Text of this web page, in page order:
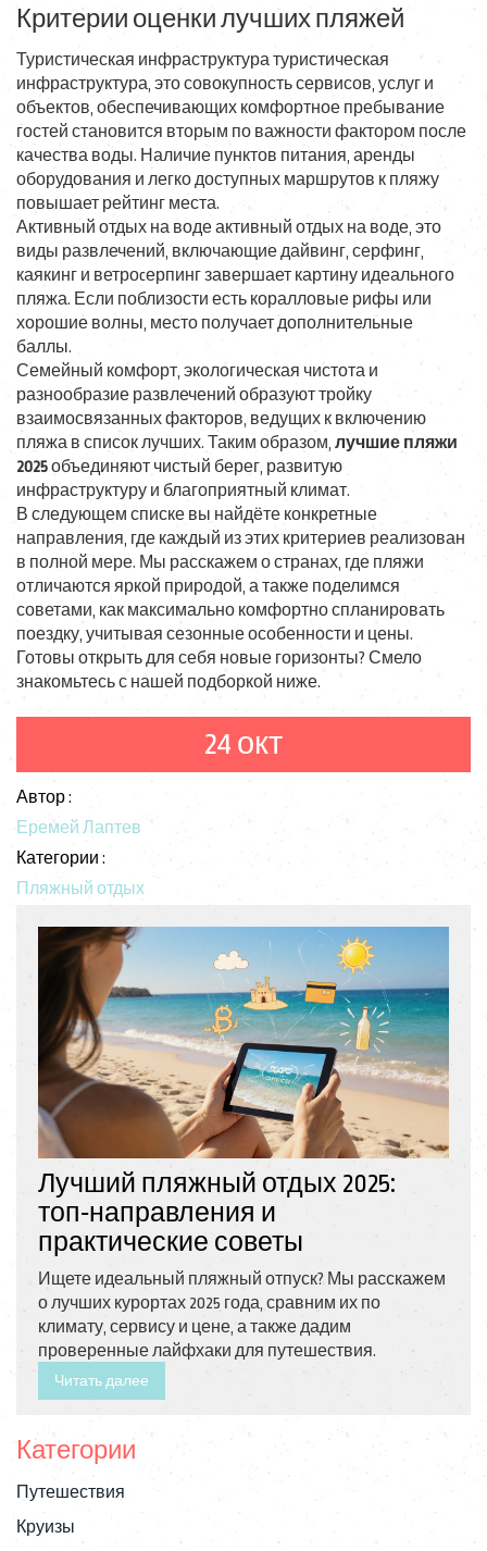
Критерии оценки лучших пляжей
Туристическая инфраструктуратуристическая
инфраструктура, это совокупность сервисов, услуг и
объектов, обеспечивающих комфортное пребывание
гостей становится вторым по важности фактором после
качества воды. Наличие пунктов питания, аренды
оборудования и легко доступных маршрутов к пляжу
повышает рейтинг места.
Активный отдых на водеактивный отдых на воде, это
виды развлечений, включающие дайвинг, серфинг,
каякинг и ветроcерпингзавершает картину идеального
пляжа. Если поблизости есть коралловые рифы или
хорошие волны, место получает дополнительные
баллы.
Семейный комфорт, экологическая чистота и
разнообразие развлечений образуют тройку
взаимосвязанных факторов, ведущих к включению
пляжа в список лучших. Таким образом, лучшие пляжи
2025объединяют чистый берег, развитую
инфраструктуру и благоприятный климат.
В следующем списке вы найдёте конкретные
направления, где каждый из этих критериев реализован
в полной мере. Мы расскажем о странах, где пляжи
отличаются яркой природой, а также поделимся
советами, как максимально комфортно спланировать
поездку, учитывая сезонные особенности и цены.
Готовы открыть для себя новые горизонты? Смело
знакомьтесь с нашей подборкой ниже.
24 окт
Автор :
Еремей Лаптев
Категории :
Пляжный отдых
Лучший пляжный отдых 2025:
топ‑направления и
практические советы
Ищете идеальный пляжный отпуск? Мы расскажем
о лучших курортах 2025 года, сравним их по
климату, сервису и цене, а также дадим
проверенные лайфхаки для путешествия.
Читать далее
Категории
Путешествия
Круизы